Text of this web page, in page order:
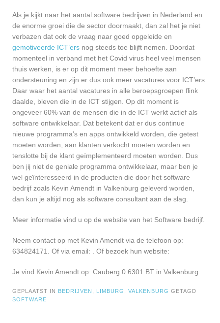
Als je kijkt naar het aantal software bedrijven in Nederland en
de enorme groei die de sector doormaakt, dan zal het je niet
verbazen dat ook de vraag naar goed opgeleide en
gemotiveerde ICT’ers nog steeds toe blijft nemen. Doordat
momenteel in verband met het Covid virus heel veel mensen
thuis werken, is er op dit moment meer behoefte aan
ondersteuning en zijn er dus ook meer vacatures voor ICT’ers.
Daar waar het aantal vacatures in alle beroepsgroepen flink
daalde, bleven die in de ICT stijgen. Op dit moment is
ongeveer 60% van de mensen die in de ICT werkt actief als
software ontwikkelaar. Dat betekent dat er dus continue
nieuwe programma’s en apps ontwikkeld worden, die getest
moeten worden, aan klanten verkocht moeten worden en
tenslotte bij de klant geïmplementeerd moeten worden. Dus
ben jij niet de geniale programma ontwikkelaar, maar ben je
wel geïnteresseerd in de producten die door het software
bedrijf zoals Kevin Amendt in Valkenburg geleverd worden,
dan kun je altijd nog als software consultant aan de slag.
Meer informatie vind u op de website van het Software bedrijf.
Neem contact op met Kevin Amendt via de telefoon op:
634824171. Of via email:
. Of bezoek hun website:
Je vind Kevin Amendt op: Cauberg 0 6301 BT in Valkenburg.
GEPLAATST IN BEDRIJVEN LIMBURG VALKENBURG GETAGD
SOFTWARE